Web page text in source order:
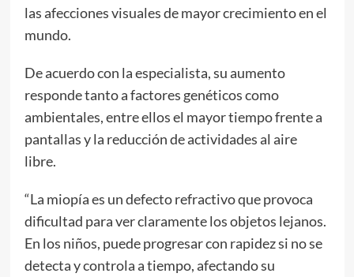
las afecciones visuales de mayor crecimiento en el
mundo.
De acuerdo con la especialista, su aumento
responde tanto a factores genéticos como
ambientales, entre ellos el mayor tiempo frente a
pantallas y la reducción de actividades al aire
libre.
“La miopía es un defecto refractivo que provoca
dificultad para ver claramente los objetos lejanos.
En los niños, puede progresar con rapidez si no se
detecta y controla a tiempo, afectando su